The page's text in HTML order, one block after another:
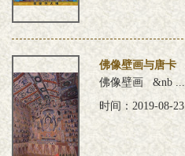
佛像壁画与唐卡
佛像壁画 &nb ...
时间：2019-08-23